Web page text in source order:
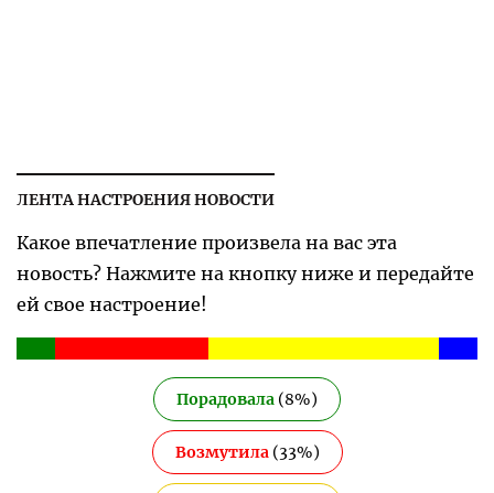
ЛЕНТА НАСТРОЕНИЯ НОВОСТИ
Какое впечатление произвела на вас эта
новость? Нажмите на кнопку ниже и передайте
ей свое настроение!
Порадовала (8%)
Возмутила (33%)